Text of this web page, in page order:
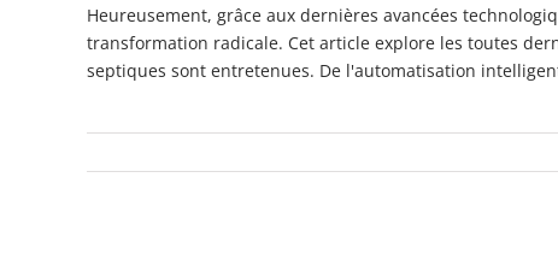
Heureusement, grâce aux dernières avancées
transformation radicale. Cet article explore les toutes
septiques sont entretenues. De l'automatisation